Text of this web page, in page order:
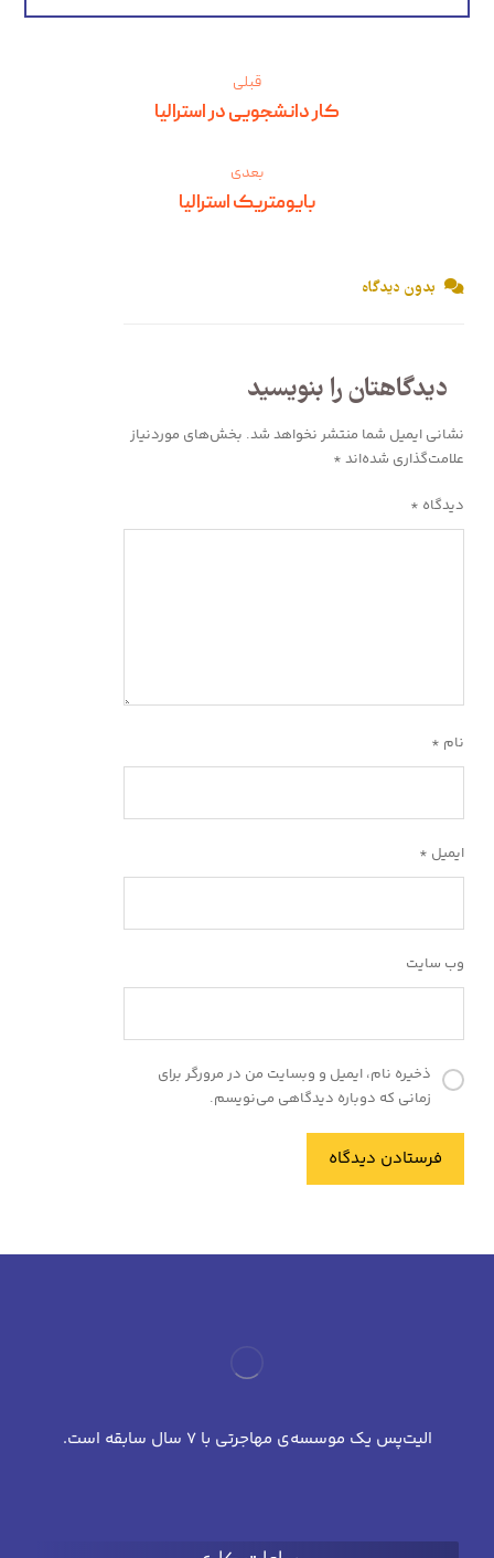
قبلی
کار دانشجویی در استرالیا
بعدی
بایومتریک استرالیا
بدون دیدگاه
دیدگاهتان را بنویسید
نشانی ایمیل شما منتشر نخواهد شد. بخش‌های موردنیاز
علامت‌گذاری شده‌اند *
دیدگاه *
نام *
ایمیل *
وب‌ سایت
ذخیره نام، ایمیل و وبسایت من در مرورگر برای
زمانی که دوباره دیدگاهی می‌نویسم.
فرستادن دیدگاه
الیت‌پس یک موسسه‌ی مهاجرتی با 7 سال سابقه است.